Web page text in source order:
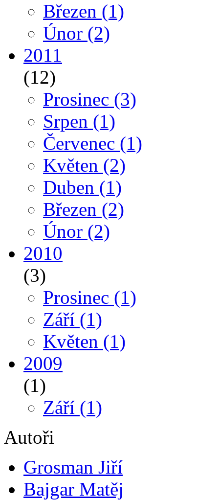
Březen (1)
Únor (2)
2011
(12)
Prosinec (3)
Srpen (1)
Červenec (1)
Květen (2)
Duben (1)
Březen (2)
Únor (2)
2010
(3)
Prosinec (1)
Září (1)
Květen (1)
2009
(1)
Září (1)
Autoři
Grosman Jiří
Bajgar Matěj